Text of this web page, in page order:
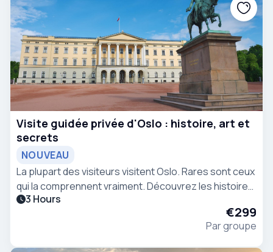
Visite guidée privée d'Oslo : histoire, art et
secrets
NOUVEAU
La plupart des visiteurs visitent Oslo. Rares sont ceux
qui la comprennent vraiment. Découvrez les histoires
cachées, la force tranquille et l'identité moderne de la
cinématographique privée en compagnie de votre
propre guide local.
3 Hours
€299
Par groupe